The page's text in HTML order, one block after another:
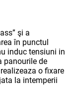
şi a
în punctul
induc tensiuni in
panourile de
o fixare
la intemperii